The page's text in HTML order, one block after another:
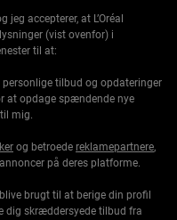
accepterer, at L’Oréal
(vist ovenfor) i
til at:
tilbud og opdateringer
at opdage spændende nye
mig.
og betroede reklamepartnere,
på deres platforme.
blive brugt til at berige din profil
dig skræddersyede tilbud fra